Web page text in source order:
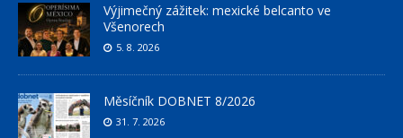
Výjimečný zážitek: mexické belcanto ve
Všenorech
5. 8. 2026
Měsíčník DOBNET 8/2026
31. 7. 2026